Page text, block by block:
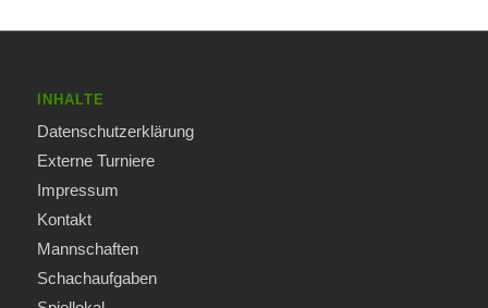
INHALTE
Datenschutzerklärung
Externe Turniere
Impressum
Kontakt
Mannschaften
Schachaufgaben